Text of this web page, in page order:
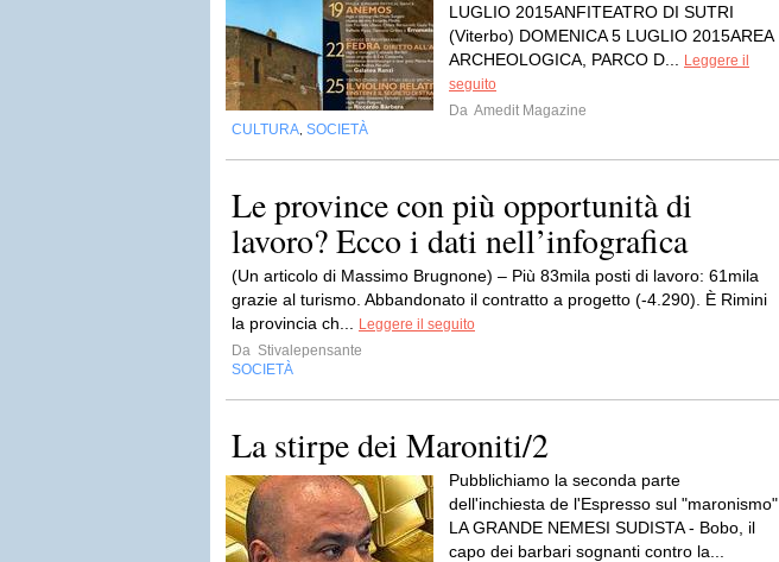
LUGLIO 2015ANFITEATRO DI SUTRI
(Viterbo) DOMENICA 5 LUGLIO 2015AREA
ARCHEOLOGICA, PARCO D...
Leggere il
seguito
Da Amedit Magazine
CULTURA SOCIETÀ
Le province con più opportunità di
lavoro? Ecco i dati nell’infografica
(Un articolo di Massimo Brugnone) – Più 83mila posti di lavoro: 61mila
grazie al turismo. Abbandonato il contratto a progetto (-4.290). È Rimini
la provincia ch...
Leggere il seguito
Da Stivalepensante
SOCIETÀ
La stirpe dei Maroniti/2
Pubblichiamo la seconda parte
dell'inchiesta de l'Espresso sul "maronismo"
LA GRANDE NEMESI SUDISTA - Bobo, il
capo dei barbari sognanti contro la...